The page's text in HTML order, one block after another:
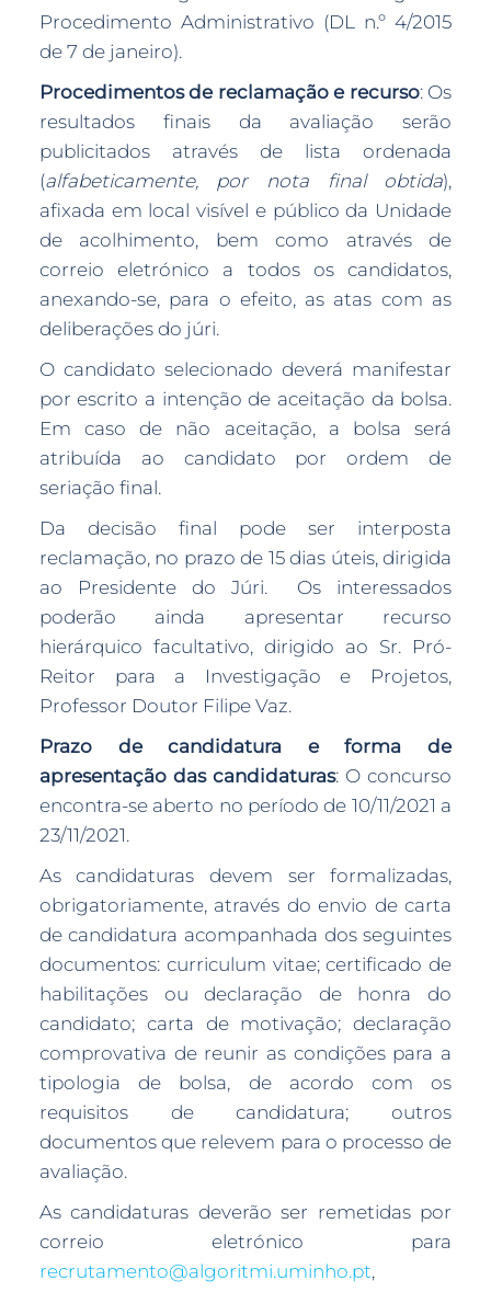
Procedimento Administrativo (DL n.º 4/2015
de 7 de janeiro).
Procedimentos de reclamação e recurso: Os
resultados finais da avaliação serão
publicitados através de lista ordenada
(alfabeticamente, por nota final obtida),
afixada em local visível e público da Unidade
de acolhimento, bem como através de
correio eletrónico a todos os candidatos,
anexando-se, para o efeito, as atas com as
deliberações do júri.
O candidato selecionado deverá manifestar
por escrito a intenção de aceitação da bolsa.
Em caso de não aceitação, a bolsa será
atribuída ao candidato por ordem de
seriação final.
Da decisão final pode ser interposta
reclamação, no prazo de 15 dias úteis, dirigida
ao Presidente do Júri. Os interessados
poderão ainda apresentar recurso
hierárquico facultativo, dirigido ao Sr. Pró-
Reitor para a Investigação e Projetos,
Professor Doutor Filipe Vaz.
Prazo de candidatura e forma de
apresentação das candidaturas: O concurso
encontra-se aberto no período de 10/11/2021 a
23/11/2021.
As candidaturas devem ser formalizadas,
obrigatoriamente, através do envio de carta
de candidatura acompanhada dos seguintes
documentos: curriculum vitae; certificado de
habilitações ou declaração de honra do
candidato; carta de motivação; declaração
comprovativa de reunir as condições para a
tipologia de bolsa, de acordo com os
requisitos de candidatura; outros
documentos que relevem para o processo de
avaliação.
As candidaturas deverão ser remetidas por
correio eletrónico para
recrutamento@algoritmi.uminho.pt,